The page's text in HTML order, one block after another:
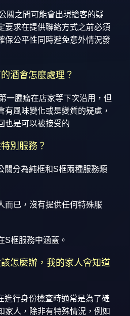
關之間可能會出現搶客的疑
要求在提供聯絡方式之前必須
保公平性同時避免意外情況發
酒會怎麼處理？
一腫瘤在店家等下次沿用，但
有風味變化或是變質的疑慮，
也是可以被接受的
別服務？
關分為純框和S框兩種服務類
而已，沒有提供任何特殊服
S框服務中涵蓋。
怎麼辦，我的家人會知道
進行身份檢查時通常是為了確
家人，除非有特殊情況，例如